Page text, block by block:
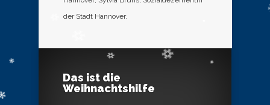
der Stadt Hannover.
Das ist die
Weihnachtshilfe